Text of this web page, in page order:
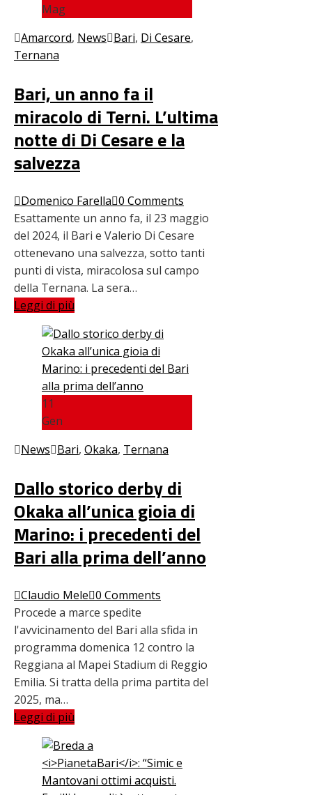
Mag
Amarcord, News Bari, Di Cesare,
Ternana
Bari, un anno fa il
miracolo di Terni. L’ultima
notte di Di Cesare e la
salvezza
Domenico Farella 0 Comments
Esattamente un anno fa, il 23 maggio
del 2024, il Bari e Valerio Di Cesare
ottenevano una salvezza, sotto tanti
punti di vista, miracolosa sul campo
della Ternana. La sera…
Leggi di più
11
Gen
News Bari, Okaka, Ternana
Dallo storico derby di
Okaka all’unica gioia di
Marino: i precedenti del
Bari alla prima dell’anno
Claudio Mele 0 Comments
Procede a marce spedite
l'avvicinamento del Bari alla sfida in
programma domenica 12 contro la
Reggiana al Mapei Stadium di Reggio
Emilia. Si tratta della prima partita del
2025, ma…
Leggi di più